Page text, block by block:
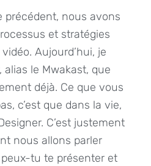
précédent, nous avons
et stratégies
Aujourd’hui, je
, alias le Mwakast, que
déjà. Ce que vous
c’est que dans la vie,
C’est justement
nous allons parler
peux-tu te présenter et